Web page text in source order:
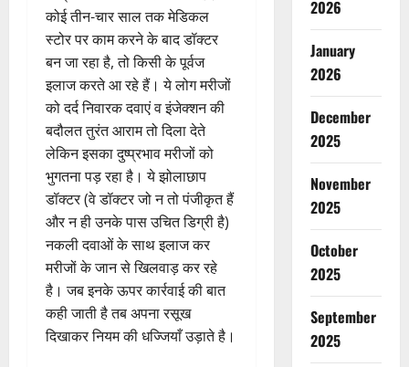
कोई तीन-चार साल तक मेडिकल
स्टोर पर काम करने के बाद डॉक्टर
बन जा रहा है, तो किसी के पूर्वज
इलाज करते आ रहे हैं। ये लोग मरीजों
को दर्द निवारक दवाएं व इंजेक्शन की
बदौलत तुरंत आराम तो दिला देते
लेकिन इसका दुष्प्रभाव मरीजों को
भुगतना पड़ रहा है। ये झोलाछाप
डॉक्टर (वे डॉक्टर जो न तो पंजीकृत हैं
और न ही उनके पास उचित डिग्री है)
नकली दवाओं के साथ इलाज कर
मरीजों के जान से खिलवाड़ कर रहे
है। जब इनके ऊपर कार्रवाई की बात
कही जाती है तब अपना रसूख
दिखाकर नियम की धज्जियाँ उड़ाते है।
2026
January
2026
December
2025
November
2025
October
2025
September
2025